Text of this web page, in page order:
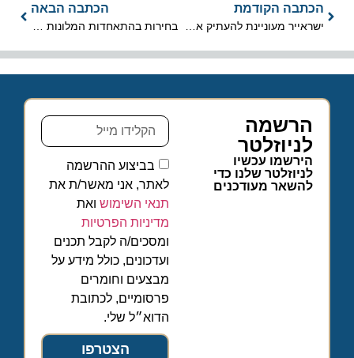
הכתבה הקודמת
ישראייר מעוניינת להעתיק את מערך מאמני הטיסה לאבו דאבי
הכתבה הבאה
בחירות בהתאחדות המלונות בישראל: ג'ימי זוהר מתמודד
הרשמה
לניוזלטר
הירשמו עכשיו
לניוזלטר שלנו כדי
להשאר מעודכנים
בביצוע ההרשמה
לאתר, אני מאשר/ת את
תנאי השימושואת
מדיניות הפרטיות
ומסכים/ה לקבל תכנים
ועדכונים, כולל מידע על
מבצעים וחומרים
פרסומיים, לכתובת
הדוא״ל שלי.
הצטרפו